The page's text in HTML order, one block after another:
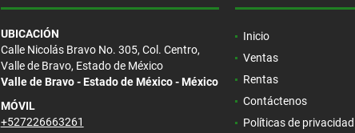
UBICACIÓN
Calle Nicolás Bravo No. 305, Col. Centro,
Valle de Bravo, Estado de México
Valle de Bravo - Estado de México - México
MÓVIL
+527226663261
Inicio
Ventas
Rentas
Contáctenos
Políticas de privacidad